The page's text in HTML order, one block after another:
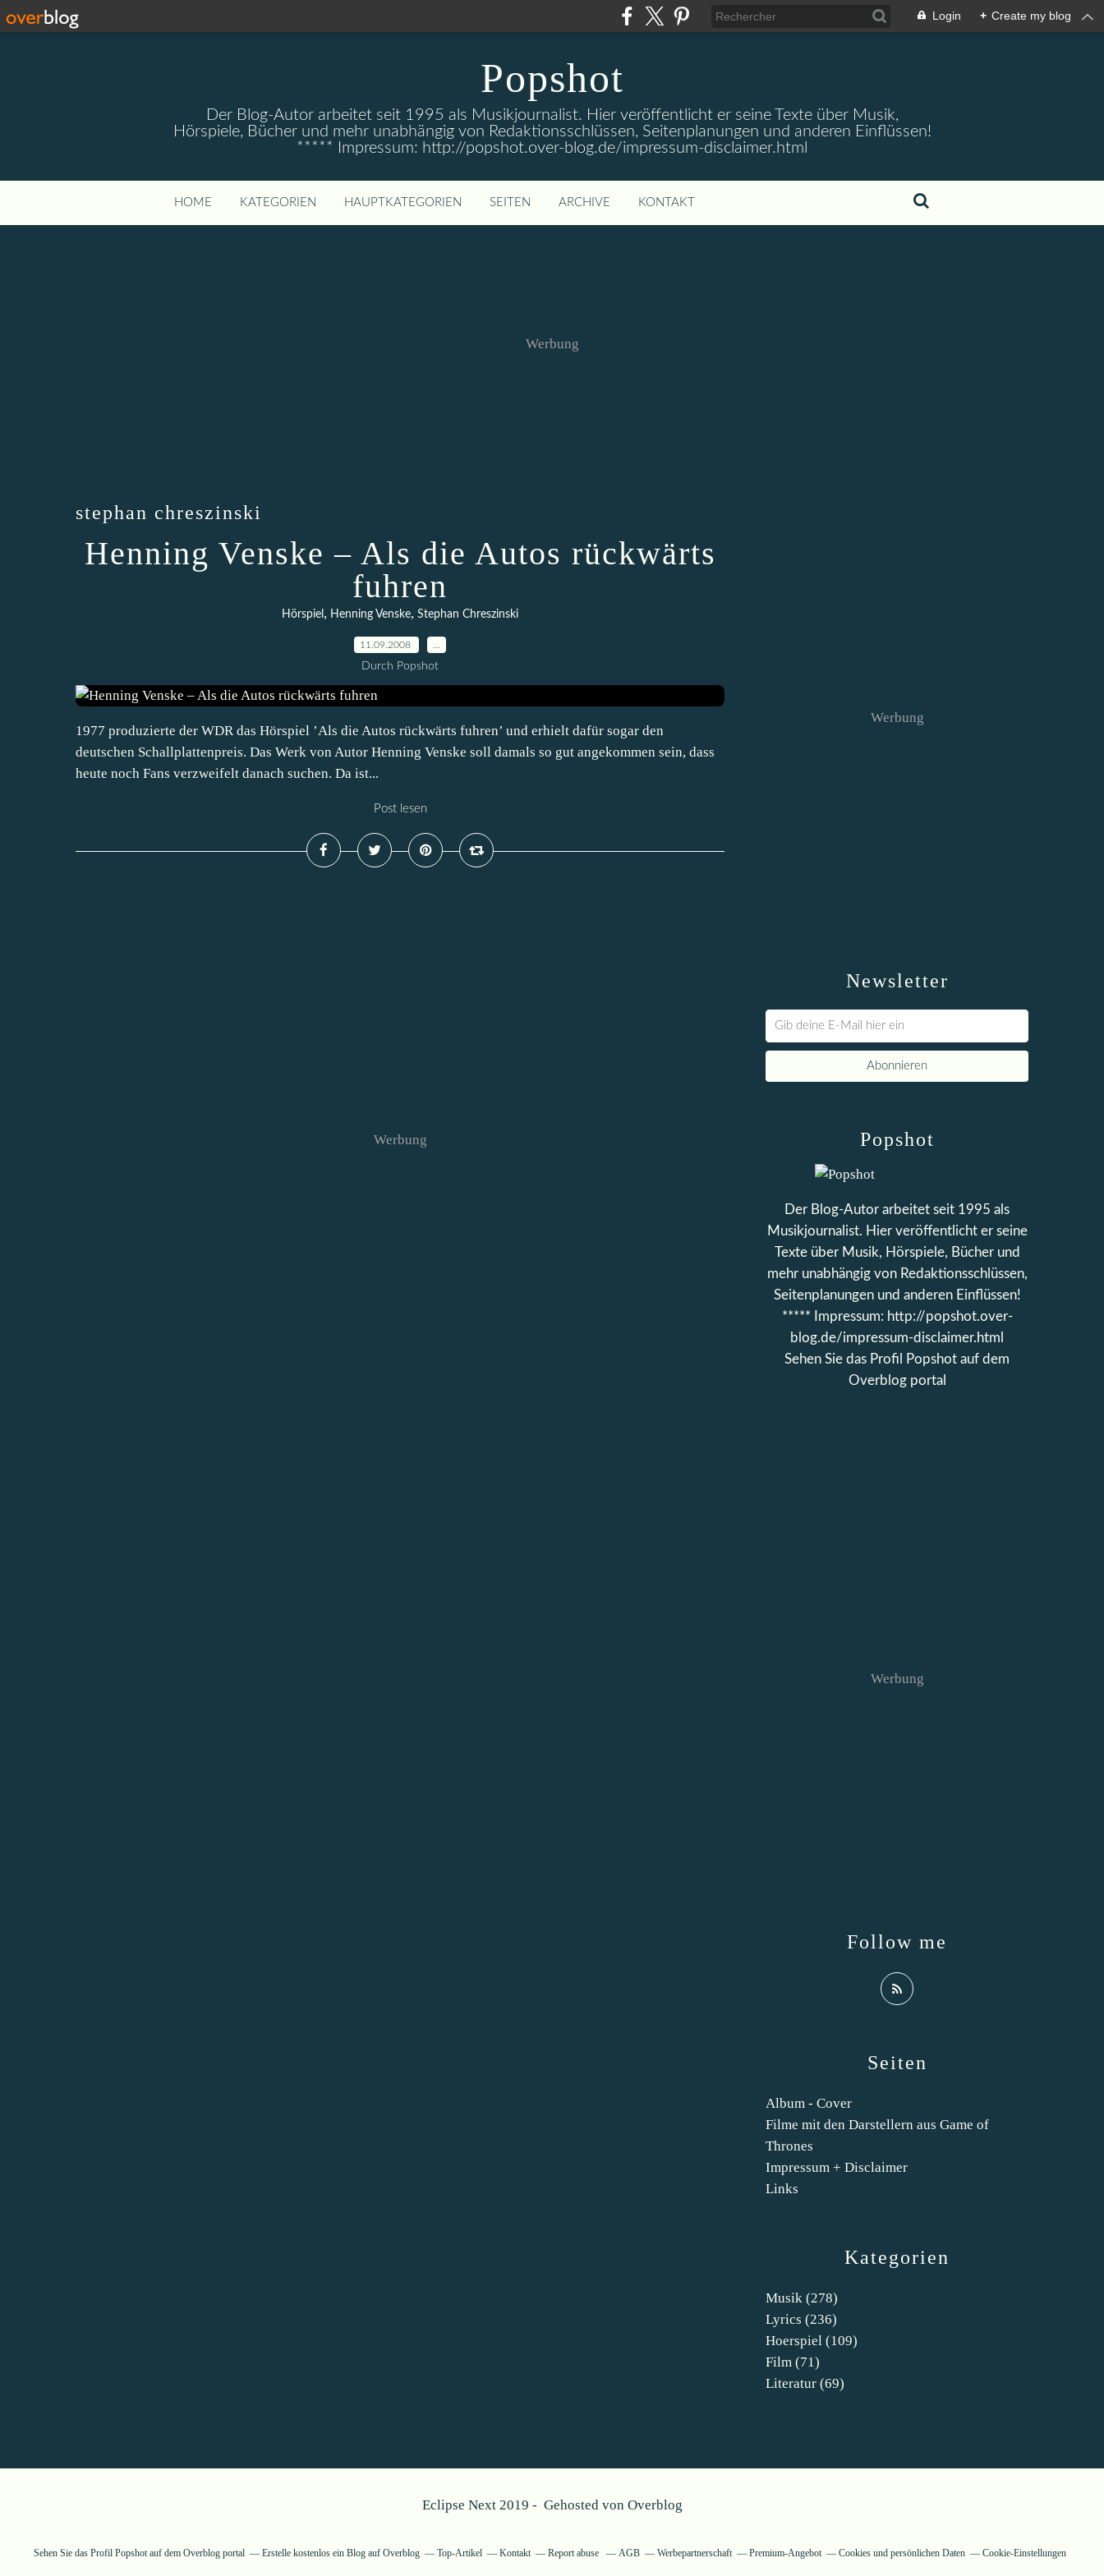
Login + Create my blog
Popshot
Der Blog-Autor arbeitet seit 1995 als Musikjournalist. Hier veröffentlicht er seine Texte über Musik,
Hörspiele, Bücher und mehr unabhängig von Redaktionsschlüssen, Seitenplanungen und anderen Einflüssen!
***** Impressum: http://popshot.over-blog.de/impressum-disclaimer.html
HOME KATEGORIEN HAUPTKATEGORIEN SEITEN ARCHIVE KONTAKT
Werbung
stephan chreszinski
Henning Venske – Als die Autos rückwärts
fuhren
Hörspiel , Henning Venske, Stephan Chreszinski
11.09.2008
Durch Popshot
1977 produzierte der WDR das Hörspiel ’Als die Autos rückwärts fuhren’ und erhielt dafür sogar den
deutschen Schallplattenpreis. Das Werk von Autor Henning Venske soll damals so gut angekommen sein, dass
heute noch Fans verzweifelt danach suchen. Da ist...
Post lesen
Werbung
Newsletter
Werbung
Kategorien
Musik (278)
Lyrics (236)
Hoerspiel (109)
Film (71)
Literatur (69)
Seiten
Album - Cover
Filme mit den Darstellern aus Game of
Thrones
Impressum + Disclaimer
Links
Popshot
Der Blog-Autor arbeitet seit 1995 als
Musikjournalist. Hier veröffentlicht er seine
Texte über Musik, Hörspiele, Bücher und
mehr unabhängig von Redaktionsschlüssen,
Seitenplanungen und anderen Einflüssen!
***** Impressum: http://popshot.over-
blog.de/impressum-disclaimer.html
Sehen Sie das Profil
Popshot auf dem
Overblog portal
Follow me
Werbung
Eclipse Next 2019 - Gehosted von Overblog
Sehen Sie das Profil Popshotauf dem Overblog portal Erstelle kostenlos ein Blog auf Overblog Top-Artikel Kontakt Report abuse AGB Werbepartnerschaft Premium-Angebot Cookies und persönlichen Daten Cookie-Einstellungen